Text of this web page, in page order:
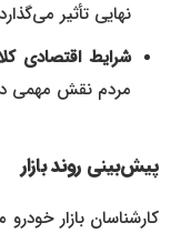
نهایی تأثیر می‌گذارد.
شرایط اقتصادی کلان:
مردم نقش مهمی در
پیش‌بینی روند بازار
کارشناسان بازار خودرو